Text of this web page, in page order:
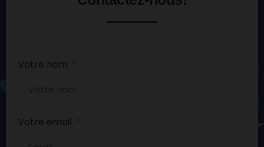
Votre nom
Votre email